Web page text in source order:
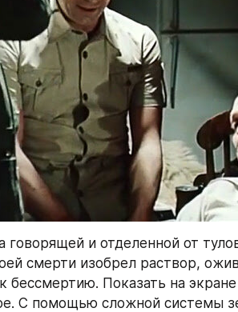
говорящей и отделенной от
смерти изобрел раствор,
бессмертию. Показать на
С помощью сложной системы